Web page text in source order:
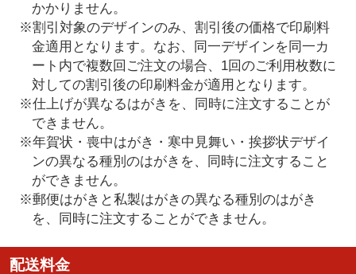
かかりません。
※割引対象のデザインのみ、割引後の価格で印刷料
金適用となります。なお、同一デザインを同一カ
ート内で複数回ご注文の場合、1回のご利用枚数に
対しての割引後の印刷料金が適用となります。
※仕上げが異なるはがきを、同時に注文することが
できません。
※年賀状・喪中はがき・寒中見舞い・挨拶状デザイ
ンの異なる種別のはがきを、同時に注文すること
ができません。
※郵便はがきと私製はがきの異なる種別のはがき
を、同時に注文することができません。
配送料金